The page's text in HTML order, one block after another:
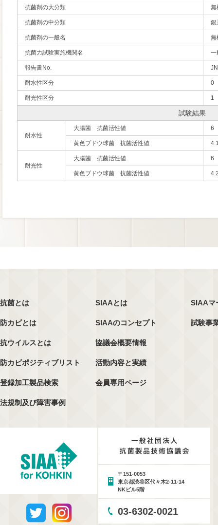
抗菌剤の大分類 無
抗菌剤の中分類 銀
抗菌剤の一般名 無
抗菌力試験実施機関名 一
報告書No.
耐水性区分 0
耐光性区分 1
試験結果
耐水性
大腸菌 抗菌活性値 6
黄色ブドウ球菌 抗菌活性値
耐光性
大腸菌 抗菌活性値 6
黄色ブドウ球菌 抗菌活性値
抗菌とは
防カビとは
抗ウイルスとは
防カビポジティブリスト
登録加工製品検索
法規制及び障害事例
SIAAとは
SIAAのコンセプト
協議会概要情報
活動内容と実績
会員専用ページ
SIAAマ
試験事
〒151-0053
東京都渋谷区代々木2-11-14
NKビル5階
03-6302-0021